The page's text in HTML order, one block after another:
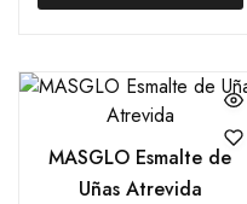
MASGLO Esmalte de
Uñas Atrevida